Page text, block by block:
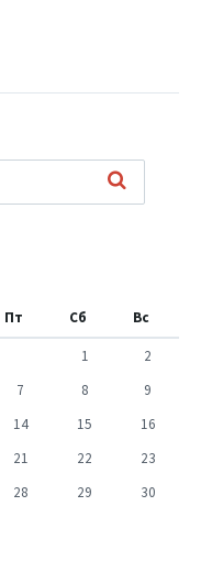
Пт Сб Вс
1
2
7 8
9
14 15
16
21 22
23
28 29
30